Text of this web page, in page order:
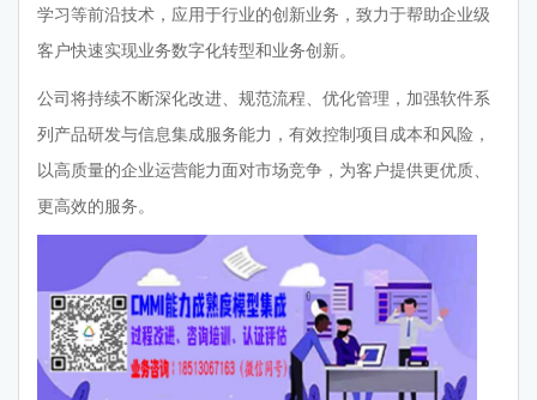
学习等前沿技术，应用于行业的创新业务，致力于帮助企业级
客户快速实现业务数字化转型和业务创新。
公司将持续不断深化改进、规范流程、优化管理，加强软件系
列产品研发与信息集成服务能力，有效控制项目成本和风险，
以高质量的企业运营能力面对市场竞争，为客户提供更优质、
更高效的服务。